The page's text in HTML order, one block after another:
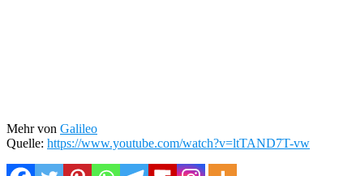
Mehr von Galileo
Quelle: https://www.youtube.com/watch?v=ltTAND7T-vw